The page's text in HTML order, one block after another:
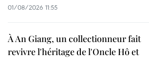
01/08/2026 11:55
À An Giang, un collectionneur fait
revivre l'héritage de l'Oncle Hô et